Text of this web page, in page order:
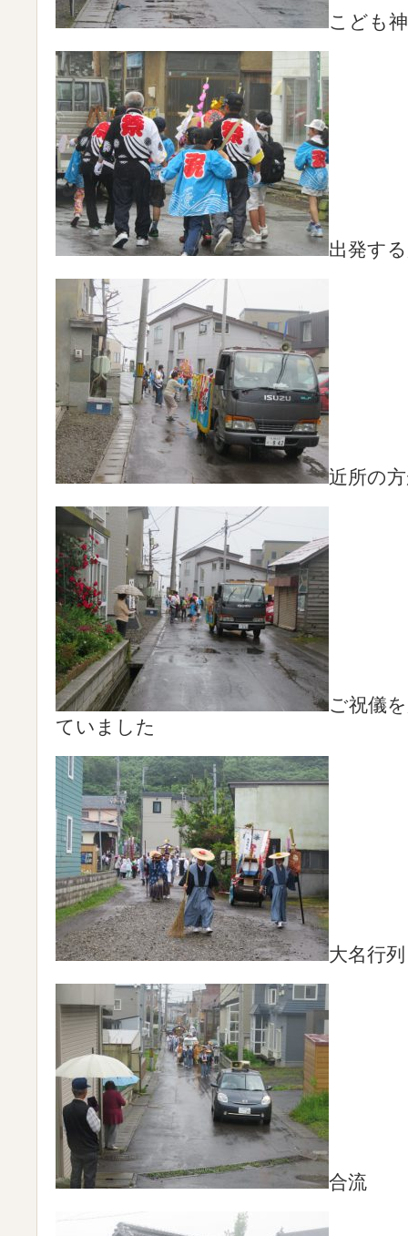
こども
出発す
近所の
ご祝儀
ていました
大名行
合流